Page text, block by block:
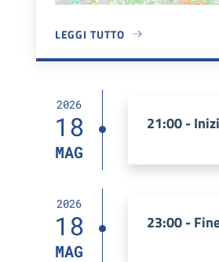
LEGGI TUTTO
A PROPOSITO DI TEATRO DI
2026
18
MAG
21:00 -
2026
18
MAG
23:00 -